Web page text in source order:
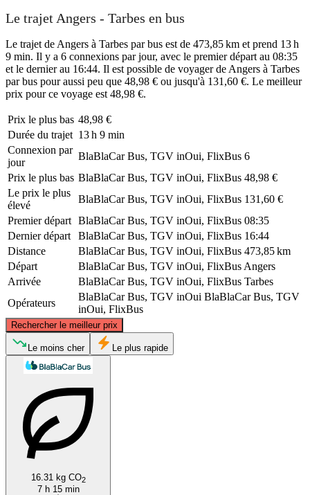
Le trajet Angers - Tarbes en bus
Le trajet de Angers à Tarbes par bus est de 473,85 km et prend 13 h
9 min. Il y a 6 connexions par jour, avec le premier départ au 08:35
et le dernier au 16:44. Il est possible de voyager de Angers à Tarbes
par bus pour aussi peu que 48,98 € ou jusqu'à 131,60 €. Le meilleur
prix pour ce voyage est 48,98 €.
Prix ​​le plus bas 48,98 €
Durée du trajet 13 h 9 min
Connexion par
jour
BlaBlaCar Bus, TGV inOui, FlixBus 6
Prix ​​le plus bas BlaBlaCar Bus, TGV inOui, FlixBus 48,98 €
Le prix le plus
élevé
BlaBlaCar Bus, TGV inOui, FlixBus 131,60 €
Premier départ BlaBlaCar Bus, TGV inOui, FlixBus 08:35
Dernier départ
BlaBlaCar Bus, TGV inOui, FlixBus 16:44
Distance
BlaBlaCar Bus, TGV inOui, FlixBus 473,85 km
Départ
BlaBlaCar Bus, TGV inOui, FlixBus Angers
Arrivée
BlaBlaCar Bus, TGV inOui, FlixBus Tarbes
Opérateurs
BlaBlaCar Bus, TGV inOui BlaBlaCar Bus, TGV
inOui, FlixBus
Rechercher le meilleur prix
Angers
Le moins cher Le plus rapide
16.31 kg CO2
7 h 15 min